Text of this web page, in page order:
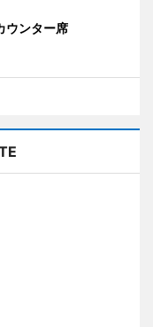
ウンター席